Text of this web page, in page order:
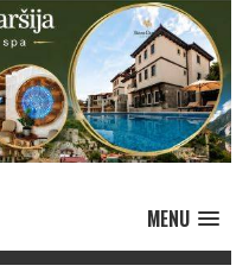
MENU